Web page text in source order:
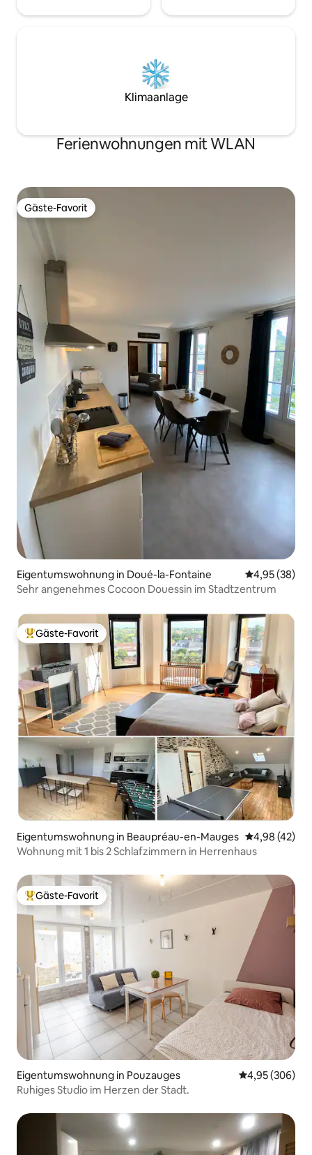
Klimaanlage
Ferienwohnungen mit WLAN
Gäste-Favorit
Gäste-Favorit
Eigentumswohnung in Doué-la-Fontaine
4,95 (38)
Sehr angenehmes Cocoon Douessin im Stadtzentrum
Beliebter Gäste-Favorit.
Gäste-Favorit
Eigentumswohnung in Beaupréau-en-Mauges
4,98 (42)
Wohnung mit 1 bis 2 Schlafzimmern in Herrenhaus
Beliebter Gäste-Favorit.
Gäste-Favorit
Eigentumswohnung in Pouzauges
4,95 (306)
Ruhiges Studio im Herzen der Stadt.